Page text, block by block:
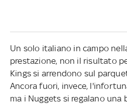
Un solo italiano in campo
prestazione, non il risultato
Kings si arrendono sul
Ancora fuori, invece,
ma i Nuggets si regalano una